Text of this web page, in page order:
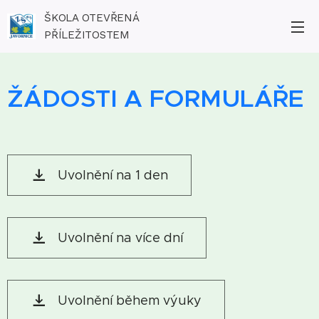
ŠKOLA OTEVŘENÁ
PŘÍLEŽITOSTEM
ŽÁDOSTI A FORMULÁŘE
Uvolnění na 1 den
Uvolnění na více dní
Uvolnění během výuky